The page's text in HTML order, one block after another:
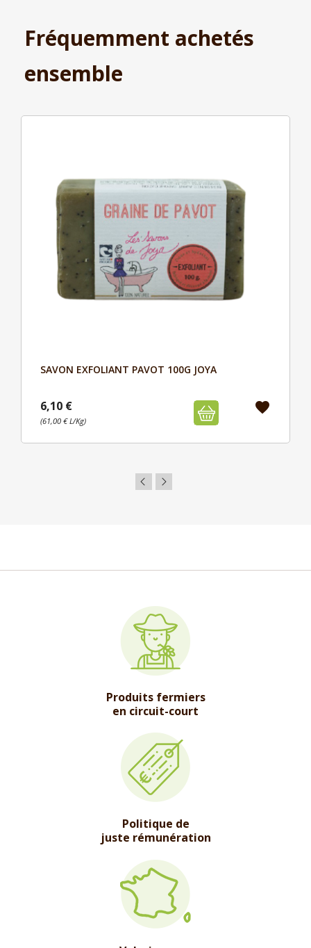
Fréquemment achetés
ensemble
Aperçu
SAVON EXFOLIANT PAVOT 100G JOYA
6,10 €
(61,00 € L/Kg)
favorite
Produits fermiers
en circuit-court
Politique de
juste rémunération